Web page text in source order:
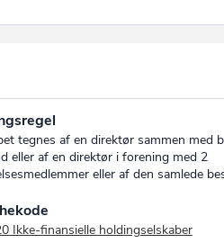
tegnes af en direktør sammen med
eller af en direktør i forening med 2
eller af den samlede
Ikke-finansielle holdingselskaber